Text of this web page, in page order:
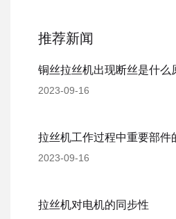
推荐新闻
铜丝拉丝机出现断丝是什么
2023-09-16
拉丝机工作过程中重要部件
2023-09-16
拉丝机对电机的同步性